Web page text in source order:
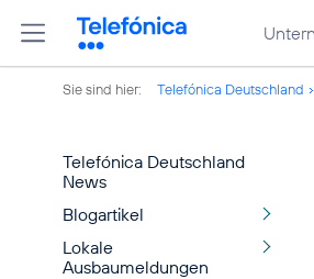
Sie sind hier: Telefónica Deutschland
Telefónica Deutschland
News
Blogartikel
Lokale
Ausbaumeldungen